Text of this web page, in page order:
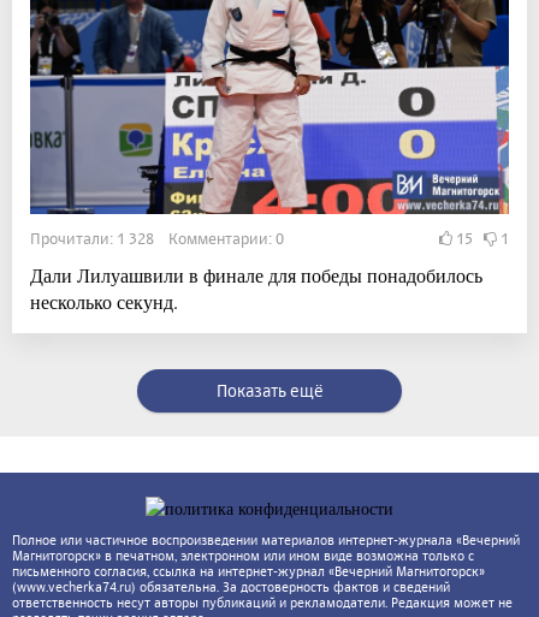
Прочитали: 1 328 Комментарии: 0 15 1
Дали Лилуашвили в финале для победы понадобилось
несколько секунд.
Показать ещё
Полное или частичное воспроизведении материалов интернет-журнала «Вечерний
Магнитогорск» в печатном, электронном или ином виде возможна только с
письменного согласия, ссылка на интернет-журнал «Вечерний Магнитогорск»
(www.vecherka74.ru) обязательна. За достоверность фактов и сведений
ответственность несут авторы публикаций и рекламодатели. Редакция может не